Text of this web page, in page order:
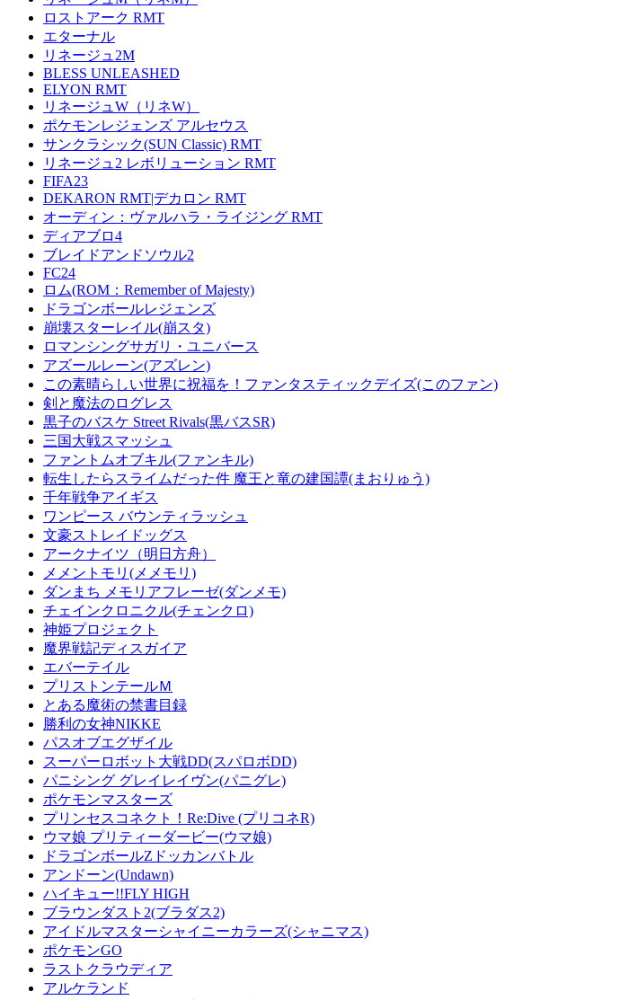
ロストアーク RMT
エターナル
リネージュ2M
BLESS UNLEASHED
ELYON RMT
リネージュW（リネW）
ポケモンレジェンズ アルセウス
サンクラシック(SUN Classic) RMT
リネージュ2 レボリューション RMT
FIFA23
DEKARON RMT|デカロン RMT
オーディン：ヴァルハラ・ライジング RMT
ディアブロ4
ブレイドアンドソウル2
FC24
ロム(ROM：Remember of Majesty)
ドラゴンボールレジェンズ
崩壊スターレイル(崩スタ)
ロマンシングサガリ・ユニバース
アズールレーン(アズレン)
この素晴らしい世界に祝福を！ファンタスティックデイズ(このファン)
剣と魔法のログレス
黒子のバスケ Street Rivals(黒バスSR)
三国大戦スマッシュ
ファントムオブキル(ファンキル)
転生したらスライムだった件 魔王と竜の建国譚(まおりゅう)
千年戦争アイギス
ワンピース バウンティラッシュ
文豪ストレイドッグス
アークナイツ（明日方舟）
メメントモリ(メメモリ)
ダンまち メモリアフレーゼ(ダンメモ)
チェインクロニクル(チェンクロ)
神姫プロジェクト
魔界戦記ディスガイア
エバーテイル
プリストンテールＭ
とある魔術の禁書目録
勝利の女神NIKKE
パスオブエグザイル
スーパーロボット大戦DD(スパロボDD)
パニシング グレイレイヴン(パニグレ)
ポケモンマスターズ
プリンセスコネクト！Re:Dive (プリコネR)
ウマ娘 プリティーダービー(ウマ娘)
ドラゴンボールZドッカンバトル
アンドーン(Undawn)
ハイキュー!!FLY HIGH
ブラウンダスト2(ブラダス2)
アイドルマスターシャイニーカラーズ(シャニマス)
ポケモンGO
ラストクラウディア
アルケランド